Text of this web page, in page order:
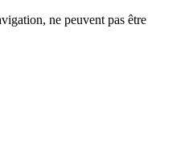
ne peuvent pas être